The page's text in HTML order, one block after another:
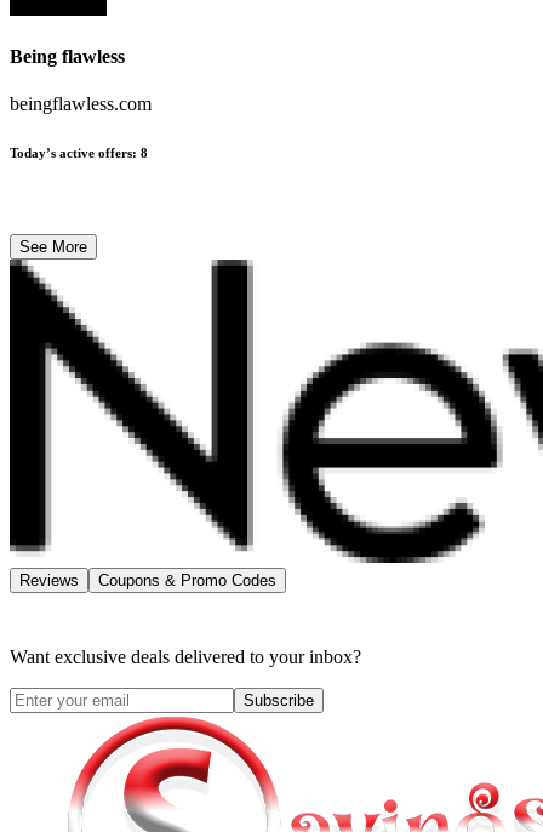
Being flawless
beingflawless.com
Today’s active offers: 8
See More
Reviews Coupons & Promo Codes
Want exclusive deals delivered to your inbox?
Subscribe